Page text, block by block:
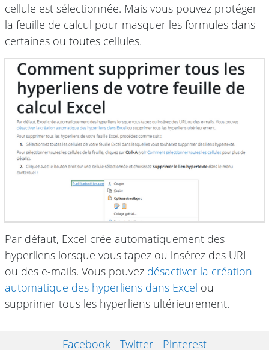
cellule est sélectionnée. Mais vous pouvez protéger
la feuille de calcul pour masquer les formules dans
certaines ou toutes cellules.
Par défaut, Excel crée automatiquement des
hyperliens lorsque vous tapez ou insérez des URL
ou des e-mails. Vous pouvez désactiver la création
automatique des hyperliens dans Excel ou
supprimer tous les hyperliens ultérieurement.
Facebook Twitter Pinterest